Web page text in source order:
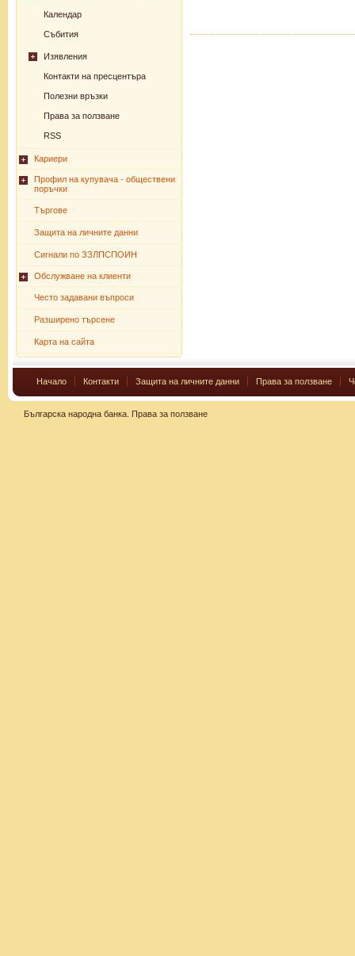
Календар
Събития
Изявления
Контакти на пресцентъра
Полезни връзки
Права за ползване
RSS
Кариери
Профил на купувача - обществени
поръчки
Търгове
Защита на личните данни
Сигнали по ЗЗЛПСПОИН
Обслужване на клиенти
Често задавани въпроси
Разширено търсене
Карта на сайта
Начало Контакти Защита на личните данни Права за ползване
Българска народна банка. Права за ползване